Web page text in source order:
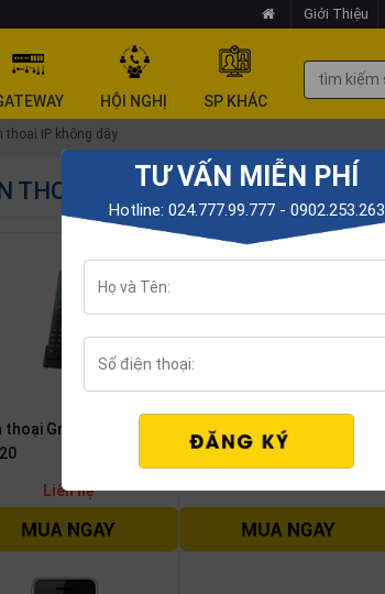
Giới Thiệu
HỘI NGHỊ SP KHÁC
thoại IP không dây
THOẠI IP KHÔNG DÂY
thoại Grandstream
Liên hệ
Trạm thu phát không dây
Grandstream DP750
TƯ VẤN MIỄN PHÍ
Hotline: 024.777.99.777 - 0902.253.263